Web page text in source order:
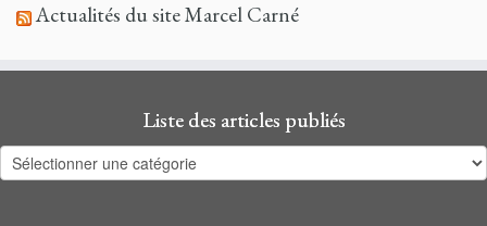
Actualités du site Marcel Carné
Liste des articles publiés
Liste
des